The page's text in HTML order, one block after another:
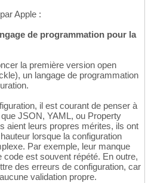
Apple :
de programmation pour la
la première version open
un langage de programmation
il est courant de penser à
JSON, YAML, ou Property
aient leurs propres mérites, ils ont
lorsque la configuration
Par exemple, leur manque
est souvent répété. En outre,
des erreurs de configuration, car
validation propre.